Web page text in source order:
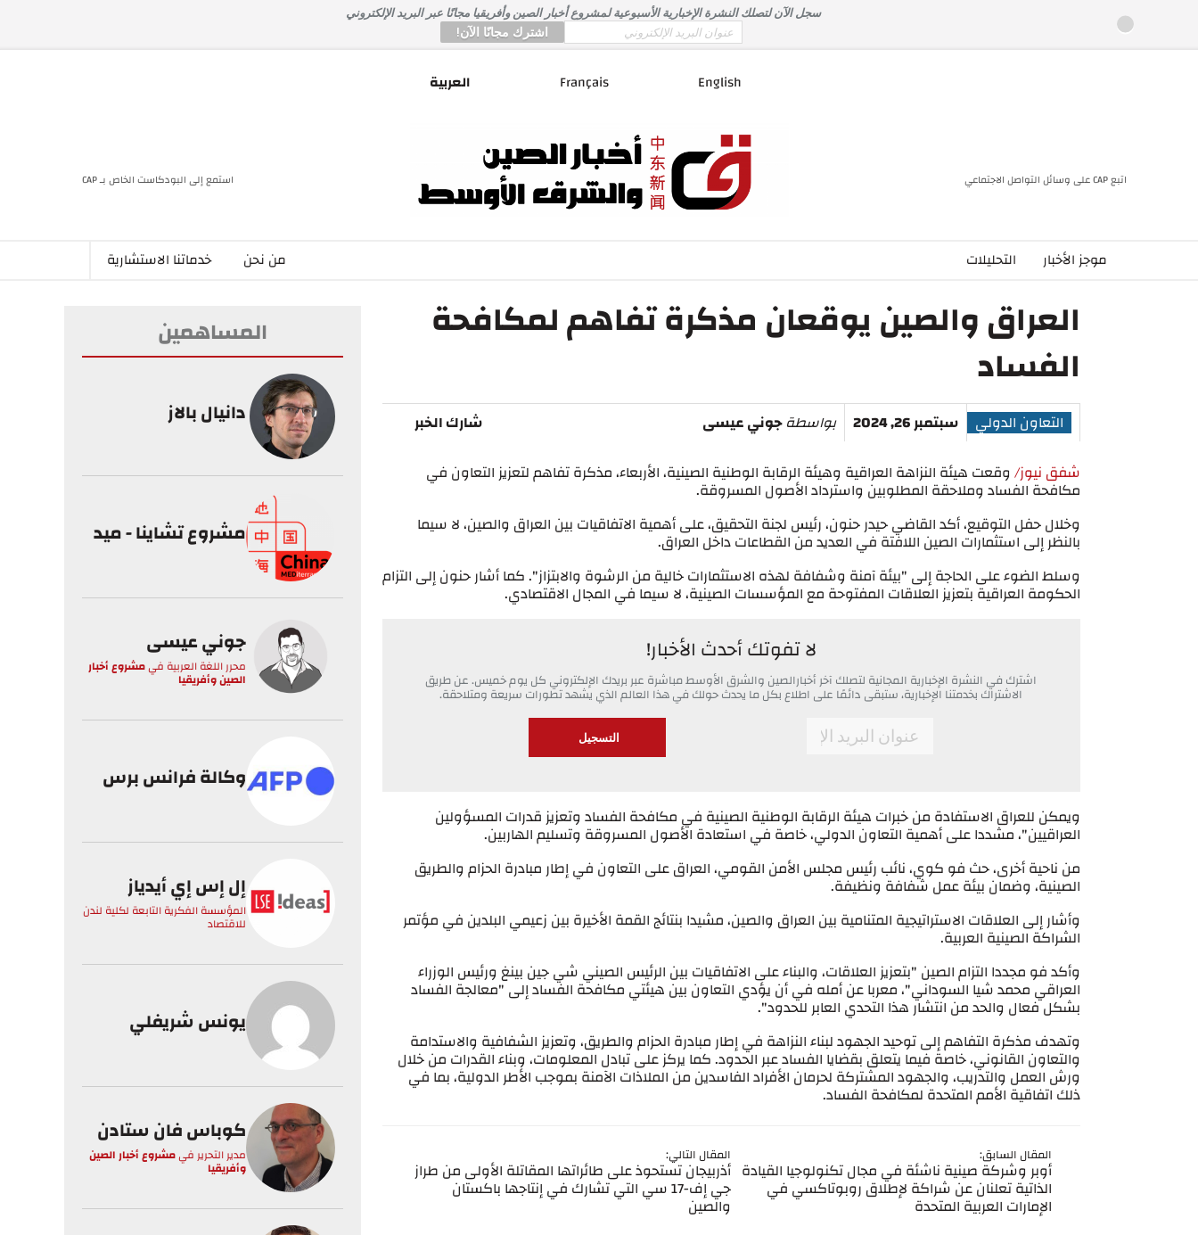
المحتوى
سجل الآن لتصلك النشرة الإخبارية الأسبوعية لمشروع أخبار الصين وأفريقيا مجانًا عبر البريد الإلكتروني
Email
*
English
Français العربية
اتبع CAP على وسائل التواصل الاجتماعي استمع إلى البودكاست الخاص بـ CAP
موجز الأخبار التحليلات من نحن خدماتنا الاستشارية
العراق والصين يوقعان مذكرة تفاهم لمكافحة
الفساد
التعاون الدولي سبتمبر 26, 2024 بواسطةجوني عيسى
شارك الخبر
شفق نيوز/ وقعت هيئة النزاهة العراقية وهيئة الرقابة الوطنية الصينية، الأربعاء، مذكرة تفاهم لتعزيز التعاون في
مكافحة الفساد وملاحقة المطلوبين واسترداد الأصول المسروقة.
وخلال حفل التوقيع، أكد القاضي حيدر حنون، رئيس لجنة التحقيق، على أهمية الاتفاقيات بين العراق والصين، لا سيما
بالنظر إلى استثمارات الصين اللافتة في العديد من القطاعات داخل العراق.
وسلط الضوء على الحاجة إلى "بيئة آمنة وشفافة لهذه الاستثمارات خالية من الرشوة والابتزاز". كما أشار حنون إلى التزام
الحكومة العراقية بتعزيز العلاقات المفتوحة مع المؤسسات الصينية، لا سيما في المجال الاقتصادي.
لا تفوتك أحدث الأخبار!
اشترك في النشرة الإخبارية المجانية لتصلك آخر أخبارالصين والشرق الأوسط مباشرة عبر بريدك الإلكتروني كل يوم خميس. عن طريق
الاشتراك بخدمتنا الإخبارية، ستبقى دائمًا على اطلاع بكل ما يحدث حولك في هذا العالم الذي يشهد تطورات سريعة ومتلاحقة.
Email
*
ويمكن للعراق الاستفادة من خبرات هيئة الرقابة الوطنية الصينية في مكافحة الفساد وتعزيز قدرات المسؤولين
العراقيين"، مشددا على أهمية التعاون الدولي، خاصة في استعادة الأصول المسروقة وتسليم الهاربين.
من ناحية أخرى، حث فو كوي، نائب رئيس مجلس الأمن القومي، العراق على التعاون في إطار مبادرة الحزام والطريق
الصينية، وضمان بيئة عمل شفافة ونظيفة.
وأشار إلى العلاقات الاستراتيجية المتنامية بين العراق والصين، مشيدا بنتائج القمة الأخيرة بين زعيمي البلدين في مؤتمر
الشراكة الصينية العربية.
وأكد فو مجددا التزام الصين "بتعزيز العلاقات، والبناء على الاتفاقيات بين الرئيس الصيني شي جين بينغ ورئيس الوزراء
العراقي محمد شيا السوداني"، معربا عن أمله في أن يؤدي التعاون بين هيئتي مكافحة الفساد إلى "معالجة الفساد
بشكل فعال والحد من انتشار هذا التحدي العابر للحدود".
وتهدف مذكرة التفاهم إلى توحيد الجهود لبناء النزاهة في إطار مبادرة الحزام والطريق، وتعزيز الشفافية والاستدامة
والتعاون القانوني، خاصة فيما يتعلق بقضايا الفساد عبر الحدود. كما يركز على تبادل المعلومات، وبناء القدرات من خلال
ورش العمل والتدريب، والجهود المشتركة لحرمان الأفراد الفاسدين من الملاذات الآمنة بموجب الأطر الدولية، بما في
ذلك اتفاقية الأمم المتحدة لمكافحة الفساد.
المقال السابق:
أوبر وشركة صينية ناشئة في مجال تكنولوجيا القيادة
الذاتية تعلنان عن شراكة لإطلاق روبوتاكسي في
الإمارات العربية المتحدة
المقال التالي:
أذربيجان تستحوذ على طائراتها المقاتلة الأولى من طراز
جي إف-17 سي التي تشارك في إنتاجها باكستان
والصين
المساهمين
دانيال بالاز
مشروع تشاينا - ميد
جوني عيسى
محرر اللغة العربية فيمشروع أخبار
الصين وأفريقيا
وكالة فرانس برس
إل إس إي أيدياز
المؤسسة الفكرية التابعة لكلية لندن
للاقتصاد
يونس شريفلي
كوباس فان ستادن
مدير التحرير فيمشروع أخبار الصين
وأفريقيا